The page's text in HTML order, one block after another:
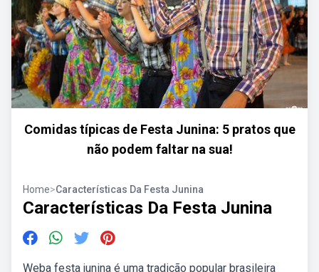
Comidas típicas de Festa Junina: 5 pratos que
não podem faltar na sua!
Home>Características Da Festa Junina
Características Da Festa Junina
Weba festa junina é uma tradição popular brasileira